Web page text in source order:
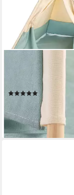
PINOLINO®
Spielzelt Tipi Yuma
Zeltstangen aus Holz
(2)
87,77 € UVP
-30%
lieferbar - in 6-8